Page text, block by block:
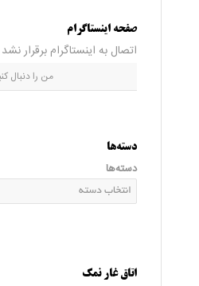
صفحه اینستاگرام
اتصال به اینستاگرام برقرار نشد
من را دنبال
دسته‌ها
دسته‌ها
اتاق غار نمک